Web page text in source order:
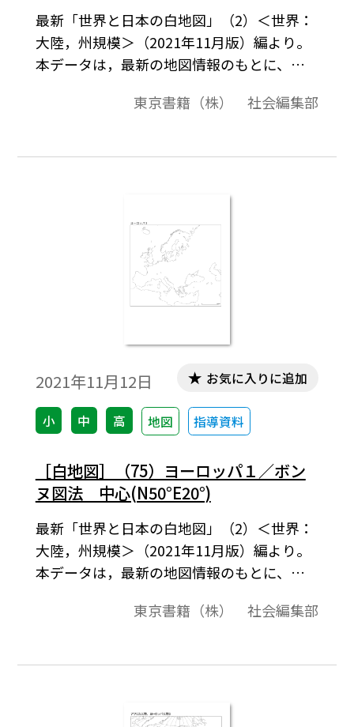
最新「世界と日本の白地図」（2）＜世界：
大陸，州規模＞（2021年11月版）編より。
本データは，最新の地図情報のもとに、高
ト作成やワークシート作成などで，自由に
東京書籍（株） 社会編集部
2021年11月12日
小 中 高 地図 指導資料
お気に入りに追加
［白地図］（75）ヨーロッパ１／ボン
ヌ図法 中心(N50°E20°)
最新「世界と日本の白地図」（2）＜世界：
大陸，州規模＞（2021年11月版）編より。
本データは，最新の地図情報のもとに、高
ト作成やワークシート作成などで，自由に
東京書籍（株） 社会編集部